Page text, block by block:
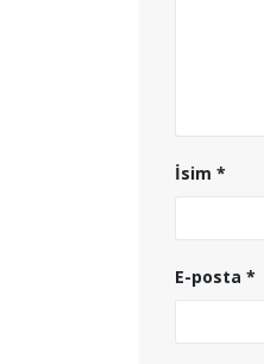
İsim *
E-posta *